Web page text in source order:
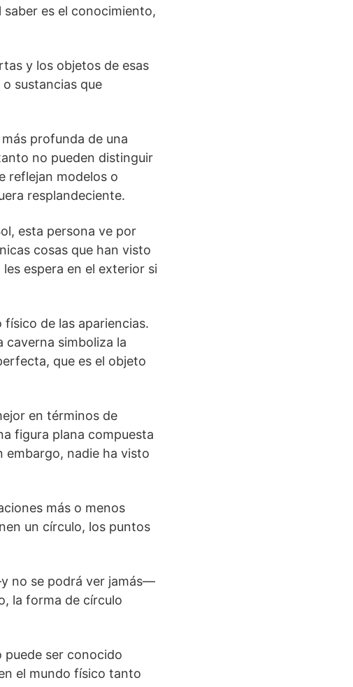
es el conocimiento,
y los objetos de esas
sustancias que
profunda de una
no pueden distinguir
reflejan modelos o
resplandeciente.
esta persona ve por
cosas que han visto
espera en el exterior si
de las apariencias.
caverna simboliza la
que es el objeto
en términos de
figura plana compuesta
embargo, nadie ha visto
más o menos
un círculo, los puntos
no se podrá ver jamás—
la forma de círculo
puede ser conocido
el mundo físico tanto